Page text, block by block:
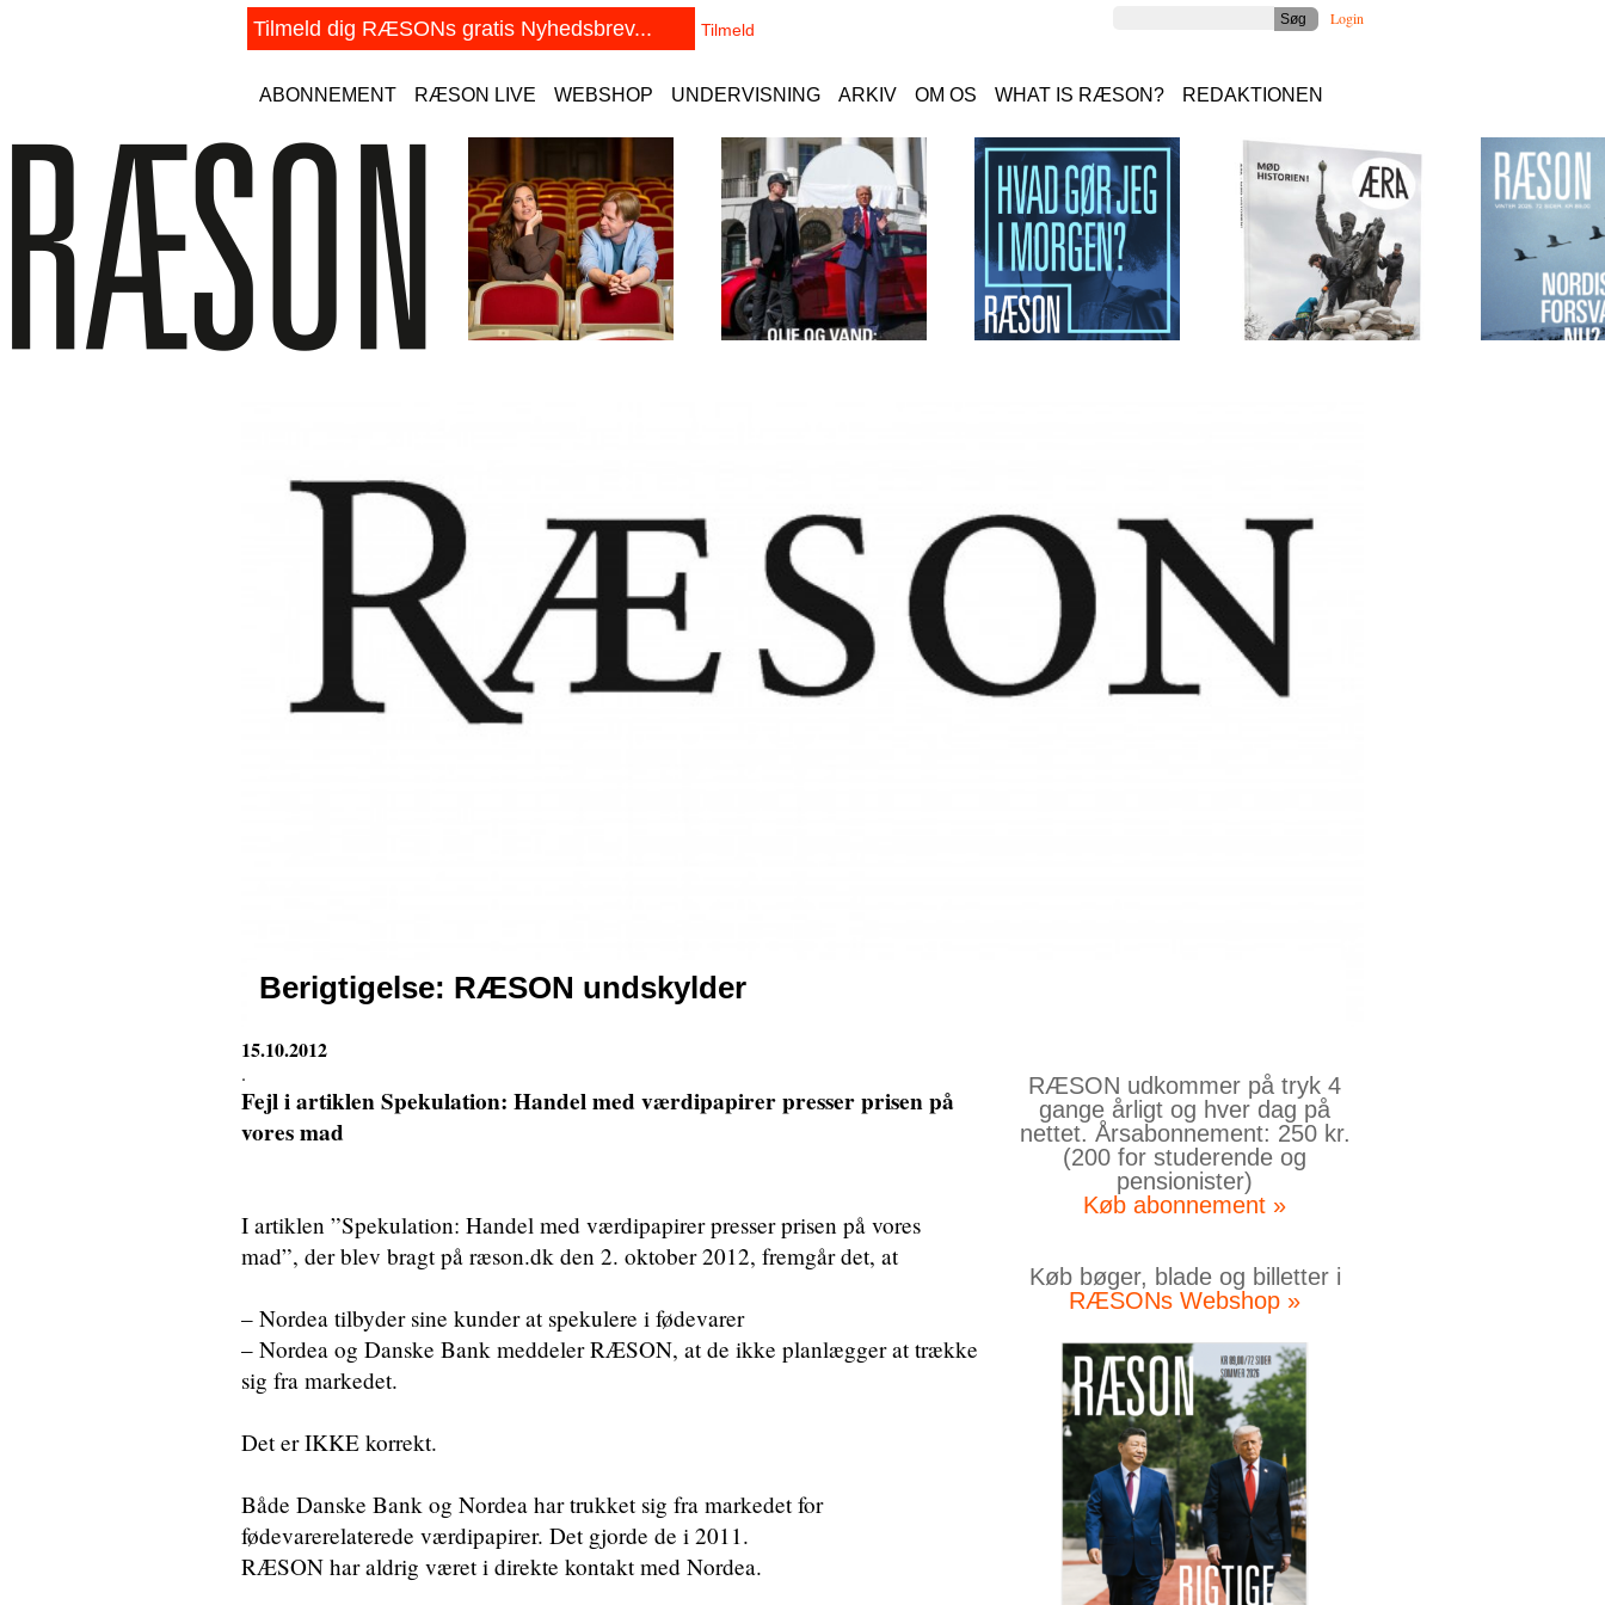
Login
ABONNEMENT RÆSON LIVE WEBSHOP UNDERVISNING ARKIV OM OS WHAT IS RÆSON? REDAKTIONEN
Berigtigelse: RÆSON undskylder
15.10.2012
.
Fejl i artiklen Spekulation: Handel med værdipapirer presser prisen på
vores mad
I artiklen ”Spekulation: Handel med værdipapirer presser prisen på vores
mad”, der blev bragt på ræson.dk den 2. oktober 2012, fremgår det, at
– Nordea tilbyder sine kunder at spekulere i fødevarer
– Nordea og Danske Bank meddeler RÆSON, at de ikke planlægger at trække
sig fra markedet.
Det er IKKE korrekt.
Både Danske Bank og Nordea har trukket sig fra markedet for
fødevarerelaterede værdipapirer. Det gjorde de i 2011.
RÆSON har aldrig været i direkte kontakt med Nordea.
RÆSON udkommer på tryk 4
gange årligt og hver dag på
nettet. Årsabonnement: 250 kr.
(200 for studerende og
pensionister)
Køb abonnement »
Køb bøger, blade og billetter i
RÆSONs Webshop »